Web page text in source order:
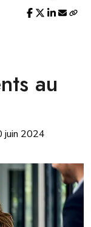
au
juin 2024